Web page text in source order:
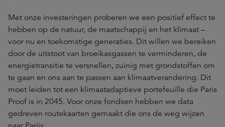
Met onze investeringen proberen we een positief effect te
hebben op de natuur, de maatschappij en het klimaat –
voor nu en toekomstige generaties. Dit willen we bereiken
door de uitstoot van broeikasgassen te verminderen, de
energietransitie te versnellen, zuinig met grondstoffen om
te gaan en ons aan te passen aan klimaatverandering. Dit
moet leiden tot een klimaatadaptieve portefeuille die Paris
Proof is in 2045. Voor onze fondsen hebben we data
gedreven routekaarten gemaakt die ons de weg wijzen